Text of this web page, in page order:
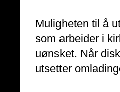
Muligheten til å
som arbeider i
uønsket. Når
utsetter